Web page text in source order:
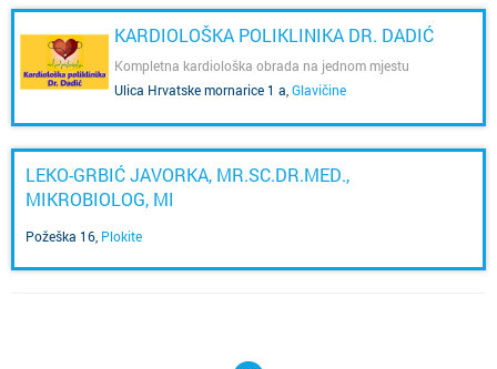
KARDIOLOŠKA POLIKLINIKA DR. DADIĆ
Kompletna kardiološka obrada na jednom mjestu
Ulica Hrvatske mornarice 1 a Glavičine
LEKO-GRBIĆ JAVORKA, MR.SC.DR.MED.,
MIKROBIOLOG, MI
Požeška 16 Plokite